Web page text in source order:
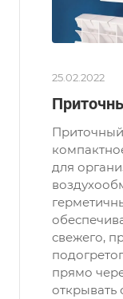
25.02.2022
для
свежего,
прямо
открывать